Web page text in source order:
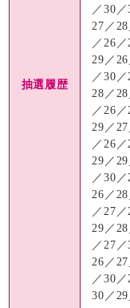
抽選履歴
／30
27／
／26
29／
／30
28／
／26
29／
／26
29／
／30
26／
／27
29／
／27
26／
／30
30／